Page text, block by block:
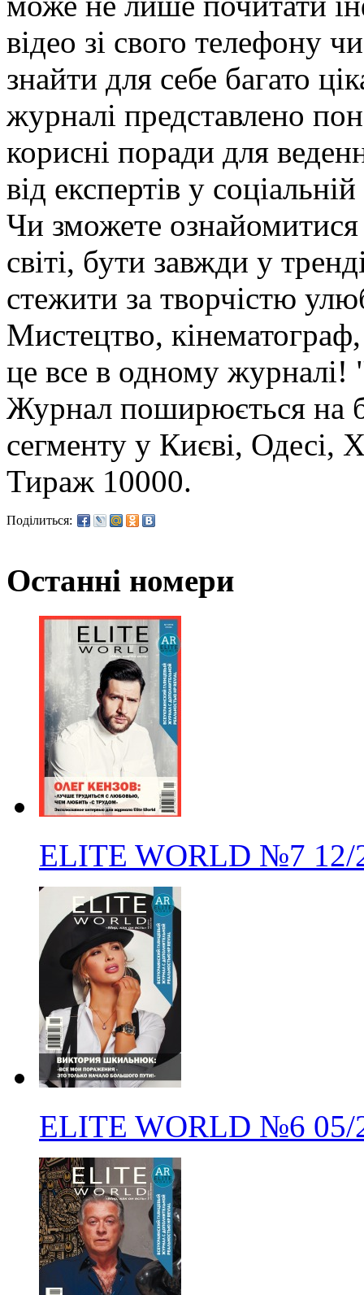
відео зі свого телефону
знайти для себе багато
журналі представлено
корисні поради для
від експертів у
Чи зможете ознайомитися
світі, бути завжди у
стежити за творчістю
Мистецтво,
це все в одному журналі!
Журнал поширюється на
сегменту у Києві, Одесі,
Тираж 10000.
Поділиться:
Останні номери
ELITE WORLD №7 12/
ELITE WORLD №6 05/